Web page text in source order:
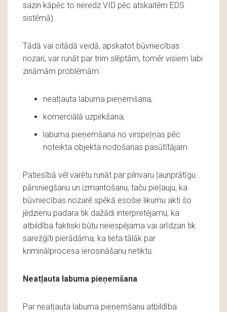
sazin kāpēc to neredz VID pēc atskaitēm EDS
sistēmā).
Tādā vai citādā veidā, apskatot būvniecības
nozari, var runāt par trim slēptām, tomēr visiem labi
zināmām problēmām:
neatļauta labuma pieņemšana;
komerciālā uzpirkšana;
labuma pieņemšana no virspeļņas pēc
noteikta objekta nodošanas pasūtītājam.
Patiesībā vēl varētu runāt par pilnvaru ļaunprātīgu
pārsniegšanu un izmantošanu, taču pieļauju, ka
būvniecības nozarē spēkā esošie likumu akti šo
jēdzienu padara tik dažādi interpretējamu, ka
atbildība faktiski būtu neiespējama vai arīdzan tik
sarežģīti pierādāma, ka lieta tālāk par
kriminālprocesa ierosināšanu netiktu.
Neatļauta labuma pieņemšana
Par neatļauta labuma pieņemšanu atbildība